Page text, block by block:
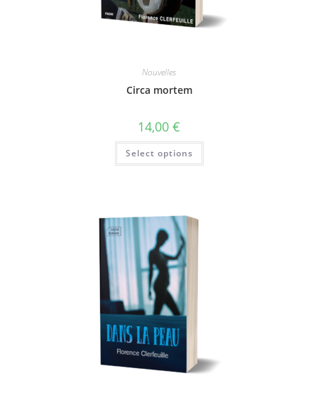
Nouvelles
Circa mortem
14,00 €
Select options